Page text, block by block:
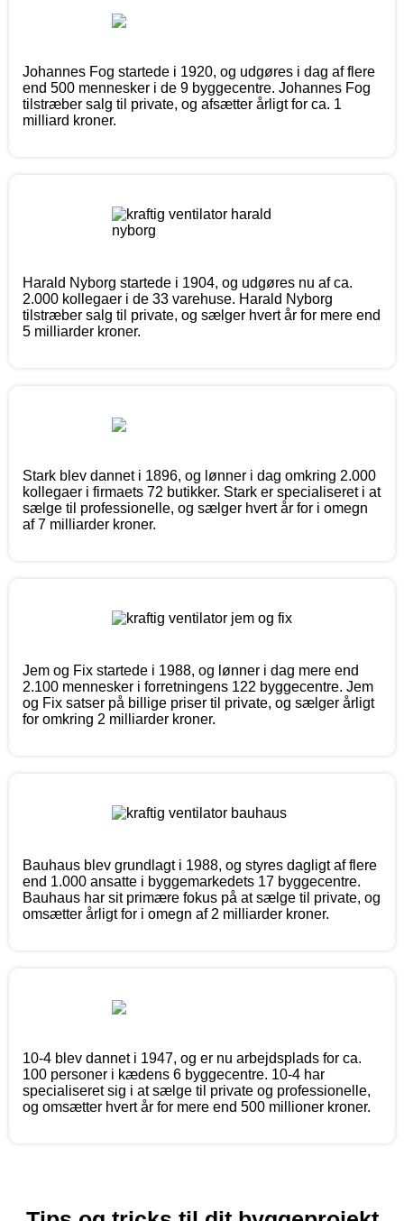
Johannes Fog startede i 1920, og udgøres i dag af flere
end 500 mennesker i de 9 byggecentre. Johannes Fog
tilstræber salg til private, og afsætter årligt for ca. 1
milliard kroner.
Harald Nyborg startede i 1904, og udgøres nu af ca.
2.000 kollegaer i de 33 varehuse. Harald Nyborg
tilstræber salg til private, og sælger hvert år for mere end
5 milliarder kroner.
Stark blev dannet i 1896, og lønner i dag omkring 2.000
kollegaer i firmaets 72 butikker. Stark er specialiseret i at
sælge til professionelle, og sælger hvert år for i omegn
af 7 milliarder kroner.
Jem og Fix startede i 1988, og lønner i dag mere end
2.100 mennesker i forretningens 122 byggecentre. Jem
og Fix satser på billige priser til private, og sælger årligt
for omkring 2 milliarder kroner.
Bauhaus blev grundlagt i 1988, og styres dagligt af flere
end 1.000 ansatte i byggemarkedets 17 byggecentre.
Bauhaus har sit primære fokus på at sælge til private, og
omsætter årligt for i omegn af 2 milliarder kroner.
10-4 blev dannet i 1947, og er nu arbejdsplads for ca.
100 personer i kædens 6 byggecentre. 10-4 har
specialiseret sig i at sælge til private og professionelle,
og omsætter hvert år for mere end 500 millioner kroner.